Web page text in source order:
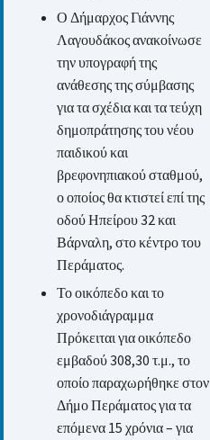
Ο Δήμαρχος Γιάννης
Λαγουδάκος ανακοίνωσε
την υπογραφή της
ανάθεσης της σύμβασης
για τα σχέδια και τα τεύχη
δημοπράτησης του νέου
παιδικού και
βρεφονηπιακού σταθμού,
ο οποίος θα κτιστεί επί της
οδού Ηπείρου 32 και
Βάρναλη, στο κέντρο του
Περάματος.
Το οικόπεδο και το
χρονοδιάγραμμα
Πρόκειται για οικόπεδο
εμβαδού 308,30 τ.μ., το
οποίο παραχωρήθηκε στον
Δήμο Περάματος για τα
επόμενα 15 χρόνια – για